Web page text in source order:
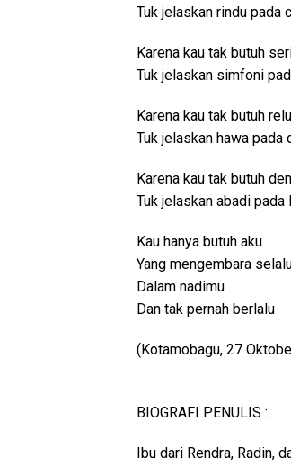
Tuk jelaskan rindu pada
Karena kau tak butuh
Tuk jelaskan simfoni
Karena kau tak butuh
Tuk jelaskan hawa pada
Karena kau tak butuh
Tuk jelaskan abadi
Kau hanya butuh aku
Yang mengembara
Dalam nadimu
Dan tak pernah berlalu
(Kotamobagu, 27
BIOGRAFI PENULIS :
Ibu dari Rendra, Radin,